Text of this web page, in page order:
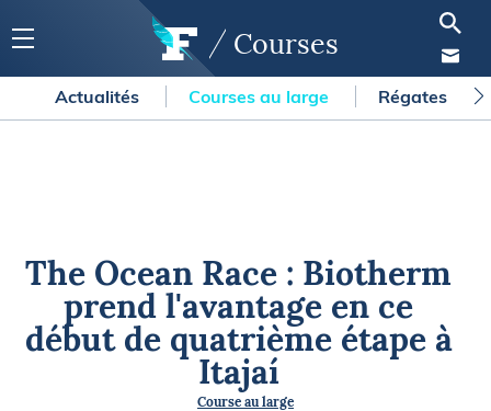
Courses
Actualités Courses au large Régates
The Ocean Race : Biotherm
prend l'avantage en ce
début de quatrième étape à
Itajaí
Course au large